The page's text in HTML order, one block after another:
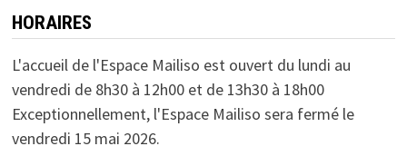
HORAIRES
L'accueil de l'Espace Mailiso est ouvert du lundi au
vendredi de 8h30 à 12h00 et de 13h30 à 18h00
Exceptionnellement, l'Espace Mailiso sera fermé le
vendredi 15 mai 2026.